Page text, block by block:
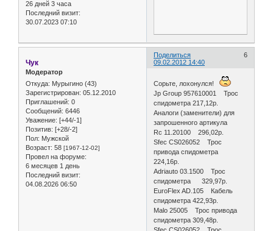
26 дней 3 часа
Последний визит:
30.07.2023 07:10
Поделиться
6
09.02.2012 14:40
Чук
Модератор
Откуда: Мурыгино (43)
Зарегистрирован: 05.12.2010
Приглашений: 0
Сообщений: 6446
Уважение: [+44/-1]
Позитив: [+28/-2]
Пол: Мужской
Возраст: 58 [1967-12-02]
Провел на форуме:
6 месяцев 1 день
Последний визит:
04.08.2026 06:50
Сорьте, лохонулся!
Jp Group 957610001 Трос
спидометра 217,12р.
Аналоги (заменители) для
запрошенного артикула
Rc 11.20100 296,02р.
Sfec CS026052 Трос
привода спидометра
224,16р.
Adriauto 03.1500 Трос
спидометра 329,97р.
EuroFlex AD.105 Кабель
спидометра 422,93р.
Malo 25005 Трос привода
спидометра 309,48р.